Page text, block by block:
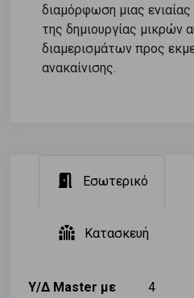
διαμόρφωση μιας
της δημιουργίας μικρών
διαμερισμάτων προς
ανακαίνισης.
Εσωτερικό
Κατασκευή
Υ/Δ Master με
4